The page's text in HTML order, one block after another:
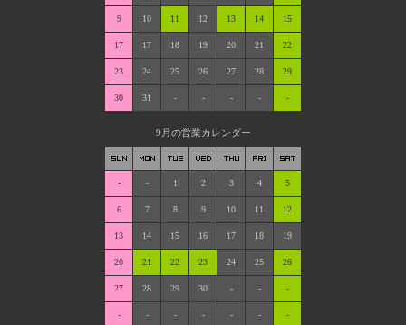
9 10 11 12 13 14 15
17 17 18 19 20 21 22
23 24 25 26 27 28 29
30 31 - - - - -
9月の営業カレンダー
- - 1 2 3 4 5
6 7 8 9 10 11 12
13 14 15 16 17 18 19
20 21 22 23 24 25 26
27 28 29 30 - - -
- - - - - - -